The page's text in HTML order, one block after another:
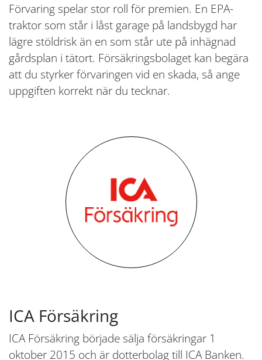
Förvaring spelar stor roll för premien. En EPA-
traktor som står i låst garage på landsbygd har
lägre stöldrisk än en som står ute på inhägnad
gårdsplan i tätort. Försäkringsbolaget kan begära
att du styrker förvaringen vid en skada, så ange
uppgiften korrekt när du tecknar.
ICA Försäkring
ICA Försäkring började sälja försäkringar 1
oktober 2015 och är dotterbolag till ICA Banken.